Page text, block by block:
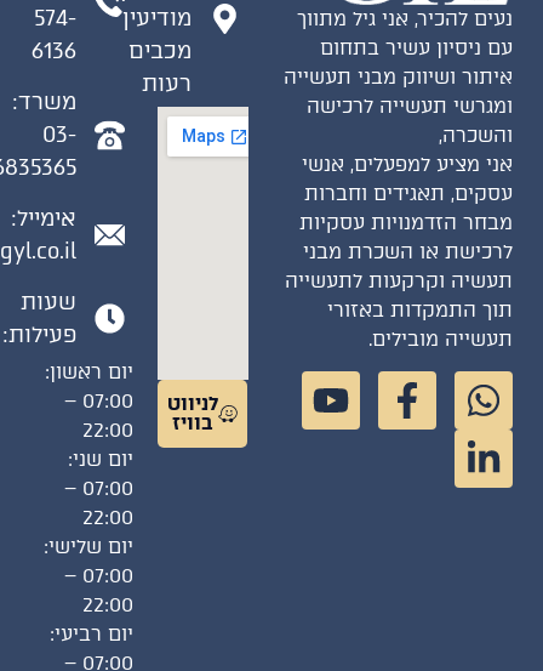
נעים להכיר, אני גיל מתווך
עם ניסיון עשיר בתחום
איתור ושיווק מבני תעשייה
ומגרשי תעשייה לרכישה
והשכרה,
אני מציע למפעלים, אנשי
עסקים, תאגידים וחברות
מבחר הזדמנויות עסקיות
לרכישת או השכרת מבני
תעשיה וקרקעות לתעשייה
תוך התמקדות באזורי
תעשייה מובילים.
מודיעין
מכבים
רעות
לניווט
בוויז
574-
6136
משרד:
03-
אימייל:
שעות
פעילות:
יום ראשון:
07:00 –
22:00
יום שני:
07:00 –
22:00
יום שלישי:
07:00 –
22:00
יום רביעי:
07:00 –